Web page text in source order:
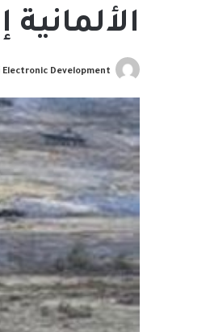
الألمانية
Electronic Development